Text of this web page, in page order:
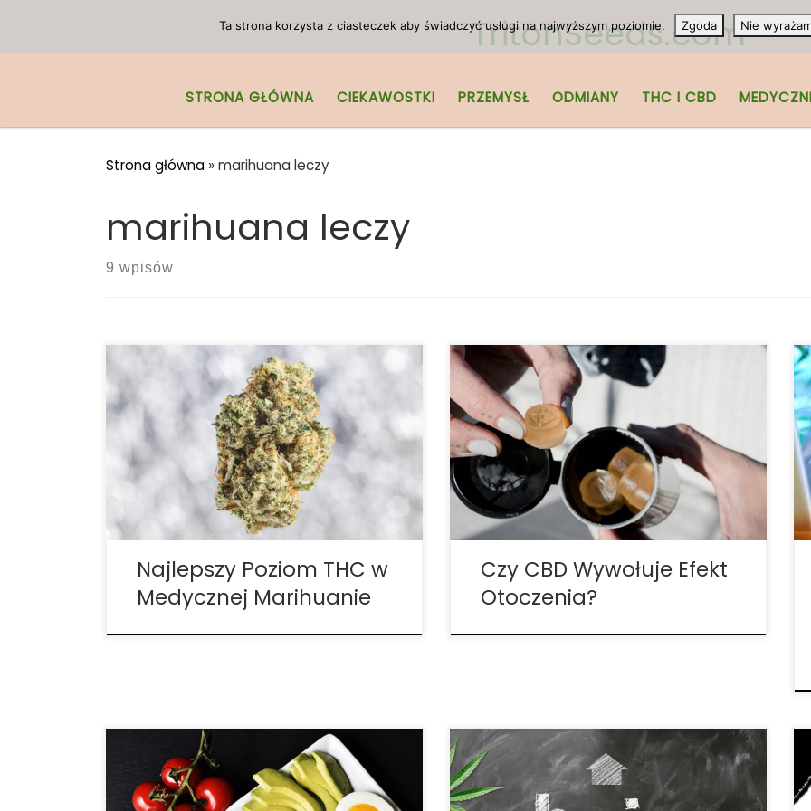
TritonSeeds.com
STRONA GŁÓWNA CIEKAWOSTKI PRZEMYSŁ ODMIANY THC I CBD
Strona główna » marihuana leczy
marihuana leczy
9 wpisów
Medyczna marihuana ma wiele zalet. Ale
zanim zagłębisz się w świat konopi, dobrze
jest wiedzieć, na co zwracać uwagę. Być
może jednym z największych pytań, jakie
ludzie zadają, jest „Jaki jest najlepszy
poziom THC w medycznej marihuanie?”.
Ale zanim będzie […]
Najlepszy Poziom THC w
Medycznej Marihuanie
Efekt otoczenia to koncepcja, którą wielu
członków społeczności cannabis uważa
za prawdziwą. Uważa się, że po połączeniu
różnych związków w mieszance roślin
konopi indyjskich uzyskuje się wyjątkowe
efekty, z których znana jest każda
odmiana marihuany. Uważa się, że efekty
te […]
Czy CBD Wywołuje Efekt
Otoczenia?
W latach 2003 – 2011 liczba przypadków
rozpoznania zespołu deficytu
uwagi/nadpobudliwości (ADHD) wzrosła o
Według nowe badania opublikowanego
przez czasopismo Journal of Alcoholism,
kannabidiol wykazuje obietnicę jako
Ta strona korzysta z ciasteczek aby świadczyć usługi na najwyższym poziomie. Zgoda Nie